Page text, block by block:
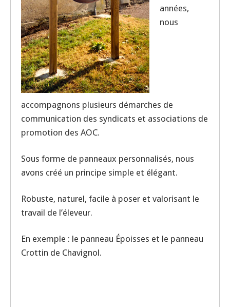
années,
nous
accompagnons plusieurs démarches de
communication des syndicats et associations de
promotion des AOC.
Sous forme de panneaux personnalisés, nous
avons créé un principe simple et élégant.
Robuste, naturel, facile à poser et valorisant le
travail de l’éleveur.
En exemple : le panneau Époisses et le panneau
Crottin de Chavignol.